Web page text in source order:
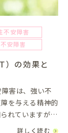
不安障害
安障害
）の効果と
害は、強い不
を与える精神的
れていますが、
Ther...
詳しく読む